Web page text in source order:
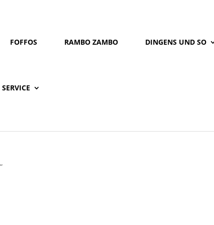
FOFFOS RAMBO ZAMBO DINGENS UND SO
SERVICE